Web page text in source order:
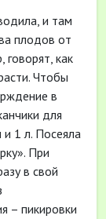
и там
плодов от
как
Чтобы
в
для
1 л. Посеяла
При
в свой
– пикировки